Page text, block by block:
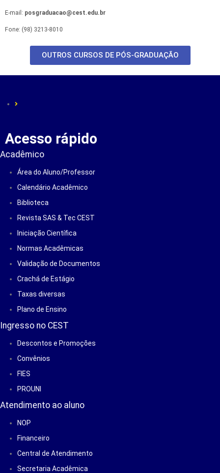
E-mail: posgraduacao@cest.edu.br
Fone: (98) 3213-8010
OUTROS CURSOS DE PÓS-GRADUAÇÃO
Acesso rápido
Acadêmico
Área do Aluno/Professor
Calendário Acadêmico
Biblioteca
Revista SAS & Tec CEST
Iniciação Científica
Normas Acadêmicas
Validação de Documentos
Crachá de Estágio
Taxas diversas
Plano de Ensino
Ingresso no CEST
Descontos e Promoções
Convênios
FIES
PROUNI
Atendimento ao aluno
NOP
Financeiro
Central de Atendimento
Secretaria Acadêmica